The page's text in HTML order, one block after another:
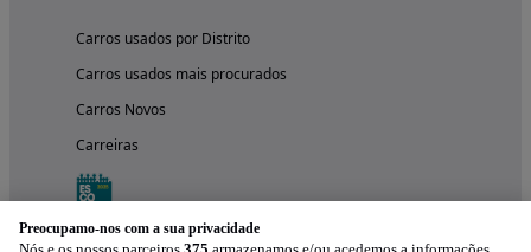
Carros usados por Distrito
Carros usados mais procurados
Carros Novos
Carreiras
Preocupamo-nos com a sua privacidade